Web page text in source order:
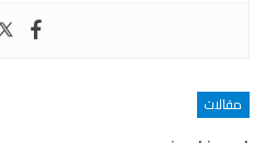
مقالات